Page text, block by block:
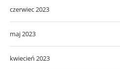
czerwiec 2023
maj 2023
kwiecień 2023